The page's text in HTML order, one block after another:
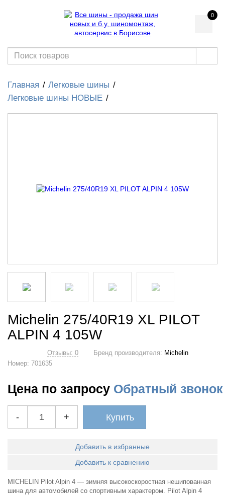
0
Главная
Легковые шины
Легковые шины НОВЫЕ
Michelin 275/40R19 XL PILOT
ALPIN 4 105W
Отзывы: 0 Бренд производителя: Michelin
Номер: 701635
Цена по запросу Обратный звонок
- + Купить
Добавить в избранные
Добавить к сравнению
MICHELIN Pilot Alpin 4 — зимняя высокоскоростная нешипованная
шина для автомобилей со спортивным характером. Pilot Alpin 4